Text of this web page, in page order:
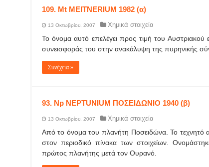
109. Mt MEITNERIUM 1982 (α)
13 Οκτωβρίου, 2007 Χημικά στοιχεία
Το όνομα αυτό επελέγει προς τιμή του
συνεισφοράς του στην ανακάλυψη της πυρηνικής
Συνέχεια »
93. Np NEPTUNIUM ΠΟΣΕΙΔΩΝΙΟ 1940 (β)
13 Οκτωβρίου, 2007 Χημικά στοιχεία
Από το όνομα του πλανήτη Ποσειδώνα. Το τεχνητό
στον περιοδικό πίνακα των στοιχείων.
πρώτος πλανήτης μετά τον Ουρανό.